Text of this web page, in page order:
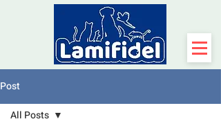
Post
All Posts